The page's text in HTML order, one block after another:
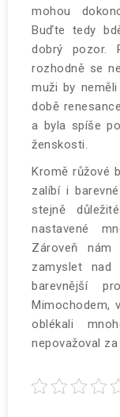
mohou
Buďte tedy
dobrý pozor.
rozhodně se
muži by
době
a byla spíše
ženskosti.
Kromě růžové
zalíbí i
stejně
nastavené
Zároveň
zamyslet
barevnější
Mimochodem,
oblékali
nepovažoval za